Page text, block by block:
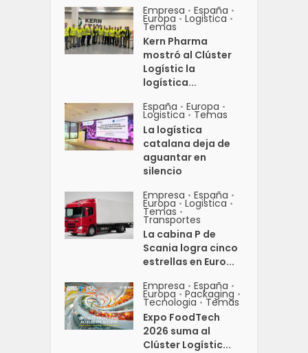
Empresa • España •
Europa • Logistica •
Temas
Kern Pharma
mostró al Clúster
Logístic la
logística...
España • Europa •
Logistica • Temas
La logística
catalana deja de
aguantar en
silencio
Empresa • España •
Europa • Logistica •
Temas •
Transportes
La cabina P de
Scania logra cinco
estrellas en Euro...
Empresa • España •
Europa • Packaging •
Tecnologia • Temas
Expo FoodTech
2026 suma al
Clúster Logístic...